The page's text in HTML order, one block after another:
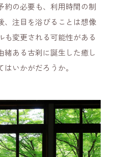
約の必要も、利用時間の制
、注目を浴びることは想像
も変更される可能性がある
緒ある古刹に誕生した癒し
いかがだろうか。